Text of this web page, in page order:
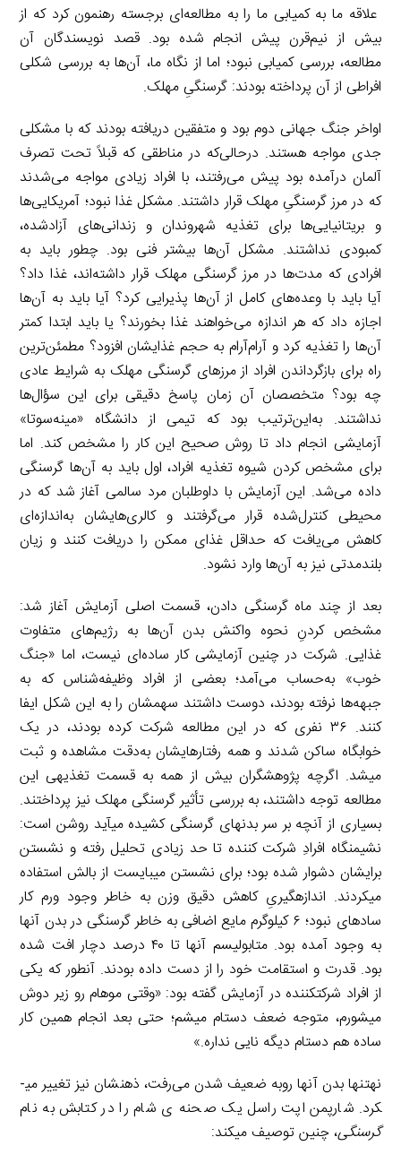
علاقه ما به کمیابی ما را به مطالعه‌ای برجسته رهنمون کرد که از
بیش از نیم‌قرن پیش انجام شده بود. قصد نویسندگان آن
مطالعه، بررسی کمیابی نبود؛ اما از نگاه ما، آن‌ها به بررسی شکلی
افراطی از آن پرداخته بودند: گرسنگیِ مهلک.
اواخر جنگ جهانی دوم بود و متفقین دریافته بودند که با مشکلی
جدی مواجه هستند. درحالی‌که در مناطقی که قبلاً تحت تصرف
آلمان درآمده بود پیش می‌رفتند، با افراد زیادی مواجه می‌شدند
که در مرز گرسنگیِ مهلک قرار داشتند. مشکل غذا نبود؛ آمریکایی‌ها
و بریتانیایی‌ها برای تغذیه شهروندان و زندانی‌های آزادشده،
کمبودی نداشتند. مشکل آن‌ها بیشتر فنی بود. چطور باید به
افرادی که مدت‌ها در مرز گرسنگی مهلک قرار داشته‌اند، غذا داد؟
آیا باید با وعده‌های کامل از آن‌ها پذیرایی کرد؟ آیا باید به آن‌ها
اجازه داد که هر اندازه می‌خواهند غذا بخورند؟ یا باید ابتدا کمتر
آن‌ها را تغذیه کرد و آرام‌آرام به حجم غذایشان افزود؟ مطمئن‌ترین
راه برای بازگرداندن افراد از مرزهای گرسنگی مهلک به شرایط عادی
چه بود؟ متخصصان آن زمان پاسخ دقیقی برای این سؤال‌ها
نداشتند. به‌این‌ترتیب بود که تیمی از دانشگاه «مینه‌سوتا»
آزمایشی انجام داد تا روش صحیح این کار را مشخص کند. اما
برای مشخص کردن شیوه تغذیه افراد، اول باید به آن‌ها گرسنگی
داده می‌شد. این آزمایش با داوطلبان مرد سالمی آغاز شد که در
محیطی کنترل‌شده قرار می‌گرفتند و کالری‌هایشان به‌اندازه‌ای
کاهش می‌یافت که حداقل غذای ممکن را دریافت کنند و زیان
بلندمدتی نیز به آن‌ها وارد نشود.
بعد از چند ماه گرسنگی دادن، قسمت اصلی آزمایش آغاز شد:
مشخص کردنِ نحوه واکنش بدن آن‌ها به رژیم‌های متفاوت
غذایی. شرکت در چنین آزمایشی کار ساده‌ای نیست، اما «جنگ
خوب» به‌حساب می‌آمد؛ بعضی از افراد وظیفه‌شناس که به
جبهه‌ها نرفته بودند، دوست داشتند سهمشان را به این شکل ایفا
کنند. ۳۶ نفری که در این مطالعه شرکت کرده بودند، در یک
خوابگاه ساکن شدند و همه رفتارهایشان به‌دقت مشاهده و ثبت
می­شد. اگرچه پژوهشگران بیش از همه به قسمت تغذیه­ی این
مطالعه توجه داشتند، به بررسی تأثیر گرسنگی مهلک نیز پرداختند.
بسیاری از آنچه بر سر بدن­های گرسنگی کشیده می­آید روشن است:
نشیمنگاه افرادِ شرکت­ کننده تا حد زیادی تحلیل رفته و نشستن
برایشان دشوار شده بود؛ برای نشستن می­بایست از بالش استفاده
می­کردند. اندازه­گیریِ کاهش دقیق وزن به خاطر وجود ورم کار
ساده­ای نبود؛ ۶ کیلوگرم مایع اضافی به خاطر گرسنگی در بدن آن­ها
به وجود آمده بود. متابولیسم آن­ها تا ۴۰ درصد دچار افت شده
بود. قدرت و استقامت خود را از دست داده بودند. آن­طور که یکی
از افراد شرکت­کننده در آزمایش گفته بود: «وقتی موهام رو زیر دوش
می­شورم، متوجه ضعف دستام میشم؛ حتی بعد انجام همین کار
ساده هم دستام دیگه نایی نداره.»
نه­تنها بدن آنها روبه ضعیف شدن می‌رفت، ذهن­شان نیز تغییر می­
کرد. شارپمن اپت راسل یک صحنه ­ی شام را در کتابش به نام
گرسنگی، چنین توصیف می­کند: